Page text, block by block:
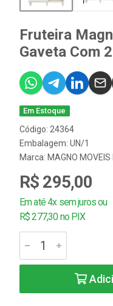
Fruteira
Gaveta Com
Em Estoque
Código: 24364
Embalagem: UN/1
Marca: MAGNO MOVEIS
R$ 295,00
Em até 4x sem juros ou
R$ 277,30 no PIX